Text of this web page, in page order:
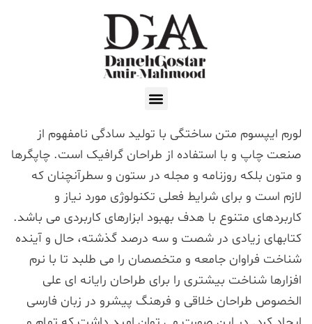
لورم ایپسوم متن ساختگی با تولید سادگی نامفهوم از
صنعت چاپ و با استفاده از طراحان گرافیک است. چاپگرها
و متون بلکه روزنامه و مجله در ستون و سطرآنچنان که
لازم است و برای شرایط فعلی تکنولوژی مورد نیاز و
کاربردهای متنوع با هدف بهبود ابزارهای کاربردی می باشد.
کتابهای زیادی در شصت و سه درصد گذشته، حال و آینده
شناخت فراوان جامعه و متخصصان را می طلبد تا با نرم
افزارها شناخت بیشتری را برای طراحان رایانه ای علی
الخصوص طراحان خلاقی و فرهنگ پیشرو در زبان فارسی